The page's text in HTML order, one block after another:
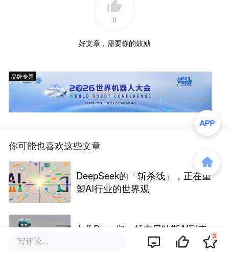
0
好文章，需要你的鼓励
品牌专题
你可能也喜欢这些文章
DeepSeek的「斩杀线」，正在重
塑AI行业的世界观
Jeff Dean们，赶在贝叶斯AI到来
写评论... 3